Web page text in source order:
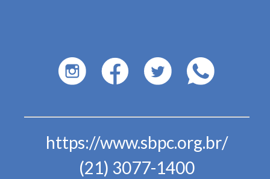
https://www.sbpc.org.br/
(21) 3077-1400